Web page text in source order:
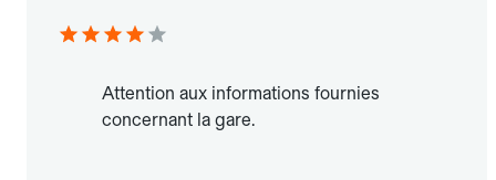
Attention aux informations fournies
concernant la gare.